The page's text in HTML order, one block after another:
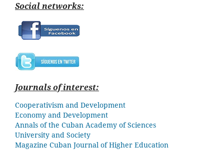
Social networks:
Journals of interest:
Cooperativism and Development
Economy and Development
Annals of the Cuban Academy of Sciences
University and Society
Magazine Cuban Journal of Higher Education